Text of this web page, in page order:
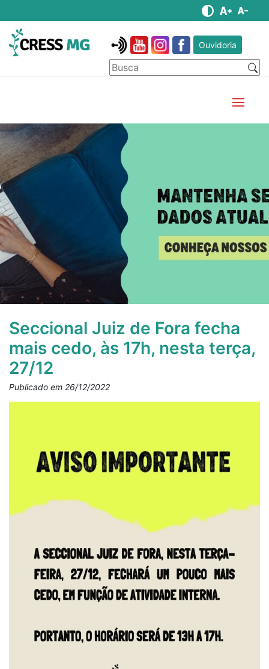
Ouvidoria
Seccional Juiz de Fora fecha
mais cedo, às 17h, nesta terça,
27/12
Publicado em 26/12/2022